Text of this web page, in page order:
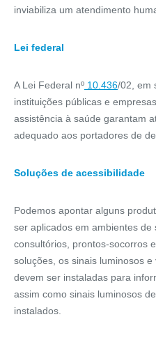
inviabiliza um atendimento
Lei federal
A Lei Federal nº 10.436/02, em
instituições públicas e
assistência à saúde garantam
adequado aos portadores de
Soluções de acessibilidade
Podemos apontar alguns
ser aplicados em ambientes de
consultórios, prontos-socorros
soluções, os sinais luminosos
devem ser instaladas para
assim como sinais luminosos
instalados.